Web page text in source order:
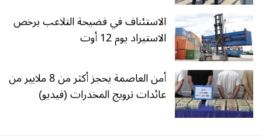
الاستئناف في فضيحة التلاعب برخص
الاستيراد يوم 12 أوت
أمن العاصمة يحجز أكثر من 8 ملايير من
عائدات ترويج المخدرات (فيديو)